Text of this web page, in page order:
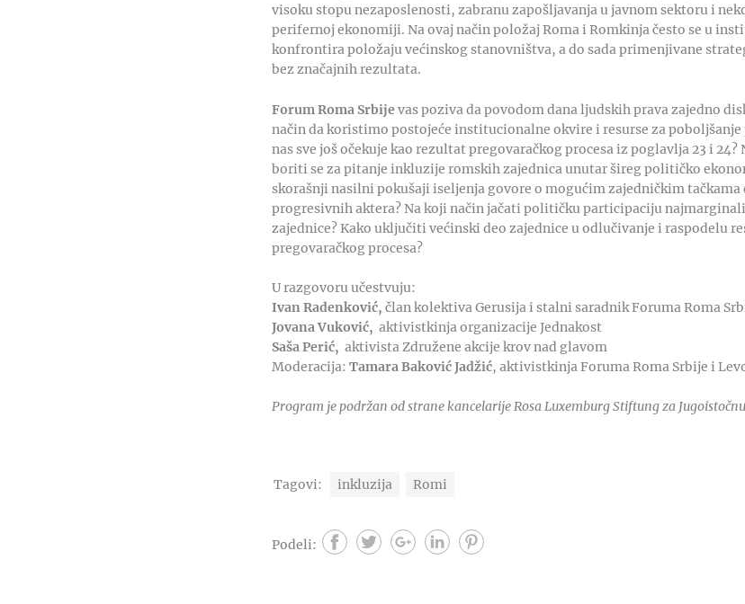
visoku stopu nezaposlenosti, zabranu zapošljavanja u javnom sektoru i
perifernoj ekonomiji. Na ovaj način položaj Roma i Romkinja često se u
konfrontira položaju većinskog stanovništva, a do sada primenjivane
bez značajnih rezultata.
Forum Roma Srbije vas poziva da povodom dana ljudskih prava zajedno
način da koristimo postojeće institucionalne okvire i resurse za poboljšanje
nas sve još očekuje kao rezultat pregovaračkog procesa iz poglavlja 23 i
boriti se za pitanje inkluzije romskih zajednica unutar šireg političko
skorašnji nasilni pokušaji iseljenja govore o mogućim zajedničkim
progresivnih aktera? Na koji način jačati političku participaciju
zajednice? Kako uključiti većinski deo zajednice u odlučivanje i raspodelu
pregovaračkog procesa?
U razgovoru učestvuju:
Ivan Radenković, član kolektiva Gerusija i stalni saradnik Foruma Roma
Jovana Vuković, aktivistkinja organizacije Jednakost
Saša Perić, aktivista Združene akcije krov nad glavom
Moderacija: Tamara Baković Jadžić, aktivistkinja Foruma Roma Srbije i
Program je podržan od strane kancelarije Rosa Luxemburg Stiftung za
Tagovi: inkluzija Romi
Podeli: